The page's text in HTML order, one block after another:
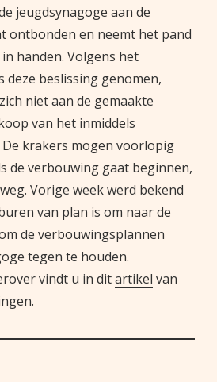
jeugdsynagoge aan de
ontbonden en neemt het pand
handen. Volgens het
deze beslissing genomen,
niet aan de gemaakte
van het inmiddels
krakers mogen voorlopig
de verbouwing gaat beginnen,
Vorige week werd bekend
van plan is om naar de
de verbouwingsplannen
tegen te houden.
vindt u in ditartikel van